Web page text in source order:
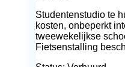
Studentenstudio te
kosten, onbeperkt
tweewekelijkse
Fietsenstalling